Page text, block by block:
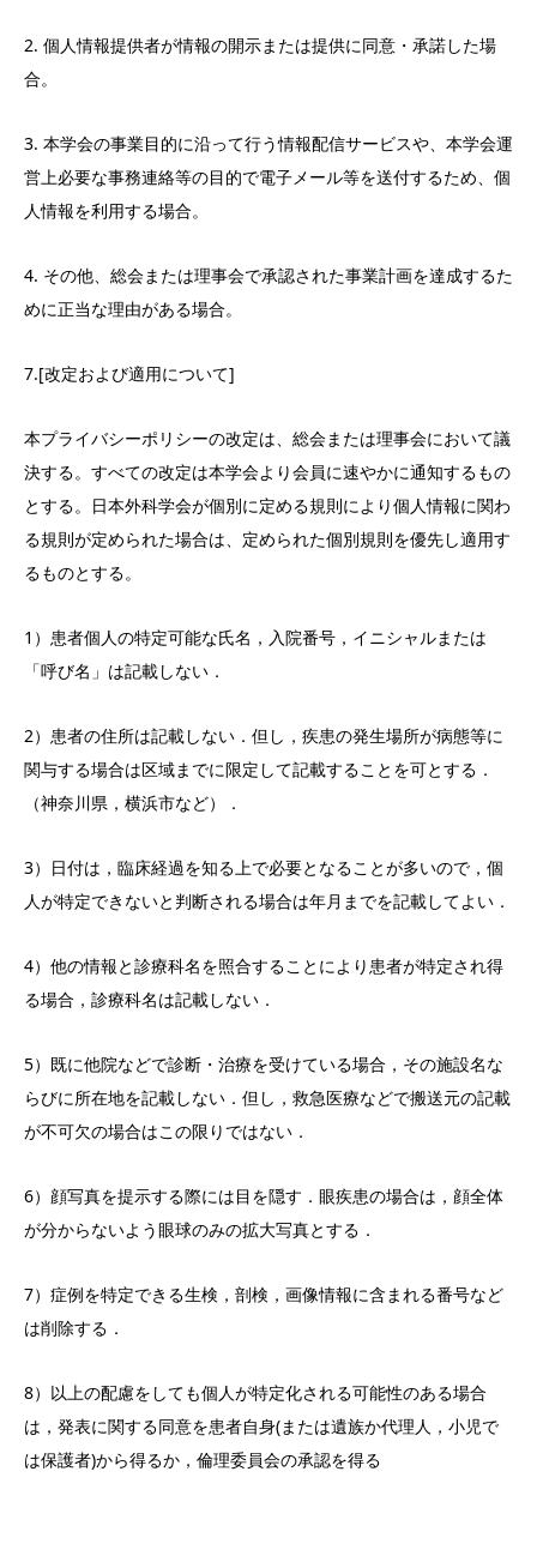
2. 個人情報提供者が情報の開示または提供に同意・承諾した場
合。
3. 本学会の事業目的に沿って行う情報配信サービスや、本学会運
営上必要な事務連絡等の目的で電子メール等を送付するため、個
人情報を利用する場合。
4. その他、総会または理事会で承認された事業計画を達成するた
めに正当な理由がある場合。
7.[改定および適用について]
本プライバシーポリシーの改定は、総会または理事会において議
決する。すべての改定は本学会より会員に速やかに通知するもの
とする。日本外科学会が個別に定める規則により個人情報に関わ
る規則が定められた場合は、定められた個別規則を優先し適用す
るものとする。
1）患者個人の特定可能な氏名，入院番号，イニシャルまたは
「呼び名」は記載しない．
2）患者の住所は記載しない．但し，疾患の発生場所が病態等に
関与する場合は区域までに限定して記載することを可とする．
（神奈川県，横浜市など）．
3）日付は，臨床経過を知る上で必要となることが多いので，個
人が特定できないと判断される場合は年月までを記載してよい．
4）他の情報と診療科名を照合することにより患者が特定され得
る場合，診療科名は記載しない．
5）既に他院などで診断・治療を受けている場合，その施設名な
らびに所在地を記載しない．但し，救急医療などで搬送元の記載
が不可欠の場合はこの限りではない．
6）顔写真を提示する際には目を隠す．眼疾患の場合は，顔全体
が分からないよう眼球のみの拡大写真とする．
7）症例を特定できる生検，剖検，画像情報に含まれる番号など
は削除する．
8）以上の配慮をしても個人が特定化される可能性のある場合
は，発表に関する同意を患者自身(または遺族か代理人，小児で
は保護者)から得るか，倫理委員会の承認を得る